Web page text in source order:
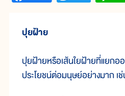
ปุยฝ้าย
ปุยฝ้ายหรือเส้นใยฝ้ายที่แยกอ
ประโยชน์ต่อมนุษย์อย่างมาก เ